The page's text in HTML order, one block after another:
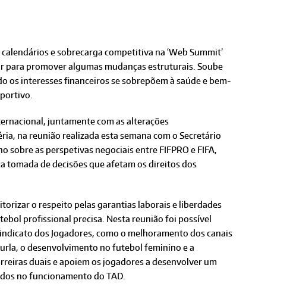
e sobrecarga competitiva na ‘Web Summit’
para promover algumas mudanças estruturais. Soube
interesses financeiros se sobrepõem à saúde e bem-
juntamente com as alterações
na reunião realizada esta semana com o Secretário
as perspetivas negociais entre FIFPRO e FIFA,
tomada de decisões que afetam os direitos dos
o respeito pelas garantias laborais e liberdades
profissional precisa. Nesta reunião foi possível
dos Jogadores, como o melhoramento dos canais
o desenvolvimento no futebol feminino e a
duais e apoiem os jogadores a desenvolver um
no funcionamento do TAD.